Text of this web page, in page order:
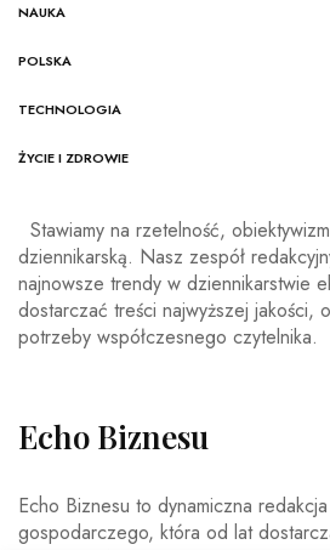
NAUKA
POLSKA
TECHNOLOGIA
ŻYCIE I ZDROWIE
Stawiamy na rzetelność,
dziennikarską. Nasz zespół
najnowsze trendy w dziennikarstwie
dostarczać treści najwyższej jakości,
potrzeby współczesnego czytelnika.
Echo Biznesu
Echo Biznesu to dynamiczna
gospodarczego, która od lat